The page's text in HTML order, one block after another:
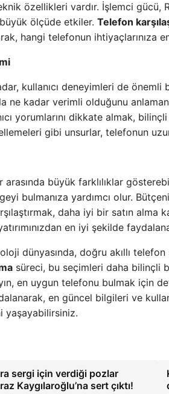
özellikleri vardır. İşlemci gücü,
ölçüde etkiler. Telefon
hangi telefonun ihtiyaçlarınıza
kullanıcı deneyimleri de önemli
ne kadar verimli olduğunu
yorumlarını dikkate almak,
gibi unsurlar, telefonun
arasında büyük farklılıklar
bulmanıza yardımcı olur.
daha iyi bir satın alma
en iyi şekilde
dünyasında, doğru akıllı
süreci, bu seçimleri daha bilinçli
en uygun telefonu bulmak için
en güncel bilgileri ve
yaşayabilirsiniz.
sergi için verdiği pozlar
Kaygılaroğlu’na sert çıktı!